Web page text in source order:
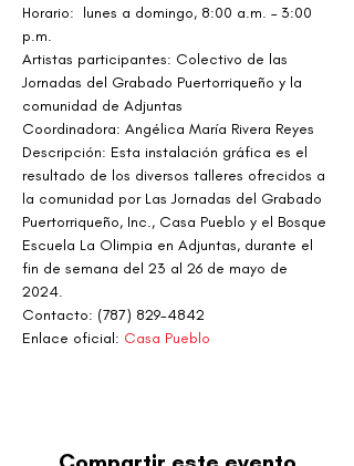
Horario:  lunes a domingo, 8:00 a.m. – 3:00
p.m.
Artistas participantes: Colectivo de las
Jornadas del Grabado Puertorriqueño y la
comunidad de Adjuntas
Coordinadora: Angélica María Rivera Reyes
Descripción: Esta instalación gráfica es el
resultado de los diversos talleres ofrecidos a
la comunidad por Las Jornadas del Grabado
Puertorriqueño, Inc., Casa Pueblo y el Bosque
Escuela La Olimpia en Adjuntas, durante el
fin de semana del 23 al 26 de mayo de
2024.
Contacto: (787) 829-4842
Enlace oficial: Casa Pueblo